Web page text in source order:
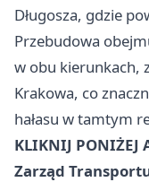
Długosza, gdzie
Przebudowa
w obu kierunkach,
Krakowa, co
hałasu w tamtym
KLIKNIJ PONIŻEJ
Zarząd